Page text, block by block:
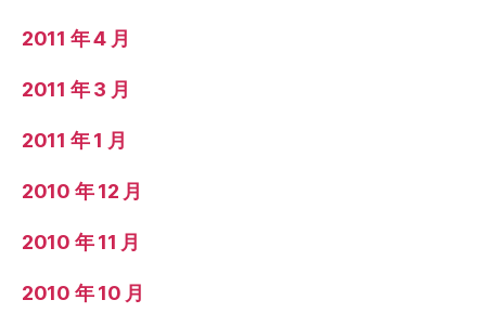
2011 年 4 月
2011 年 3 月
2011 年 1 月
2010 年 12 月
2010 年 11 月
2010 年 10 月